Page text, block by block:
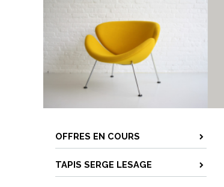
OFFRES EN COURS
TAPIS SERGE LESAGE